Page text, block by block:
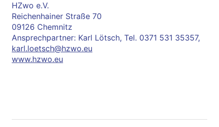
HZwo e.V.
Reichenhainer Straße 70
09126 Chemnitz
Ansprechpartner: Karl Lötsch, Tel. 0371 531 35357,
karl.loetsch@hzwo.eu
www.hzwo.eu